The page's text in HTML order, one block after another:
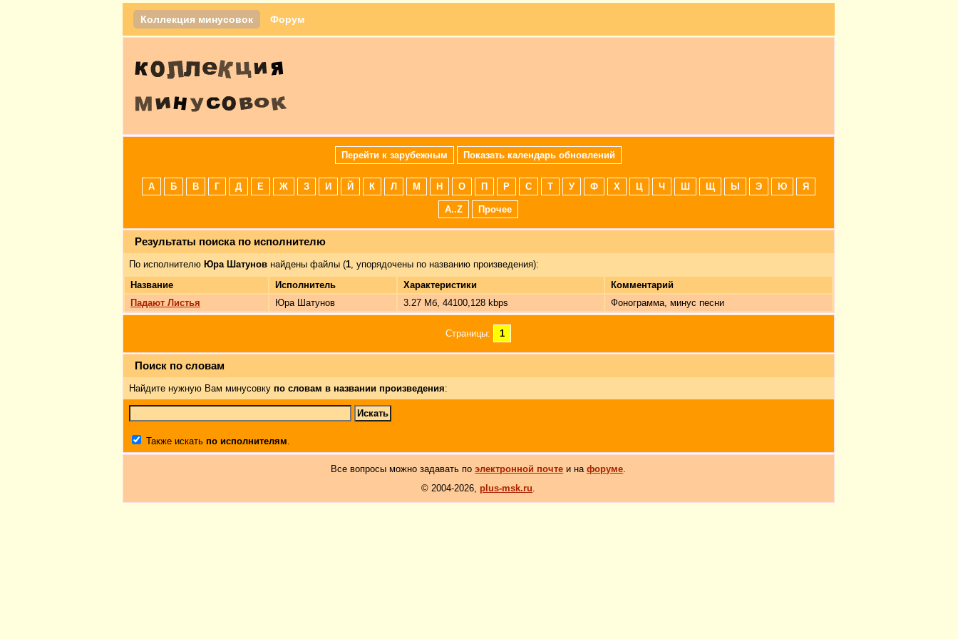
Коллекция минусовок Форум
Перейти к зарубежным Показать календарь обновлений
А Б В Г Д Е Ж З И Й К Л М Н О П Р С Т У Ф Х Ц Ч Ш Щ Ы Э Ю Я
A..Z Прочее
Результаты поиска по исполнителю
По исполнителю Юра Шатунов найдены файлы (1, упорядочены по названию произведения):
Название
Исполнитель Характеристики
Комментарий
Падают Листья
Юра Шатунов 3.27 Мб, 44100,128 kbps Фонограмма, минус песни
Страницы: 1
Поиск по словам
Найдите нужную Вам минусовку по словам в названии произведения:
Также искать по исполнителям.
Все вопросы можно задавать поэлектронной почте и нафоруме
© 2004-2026, plus-msk.ru